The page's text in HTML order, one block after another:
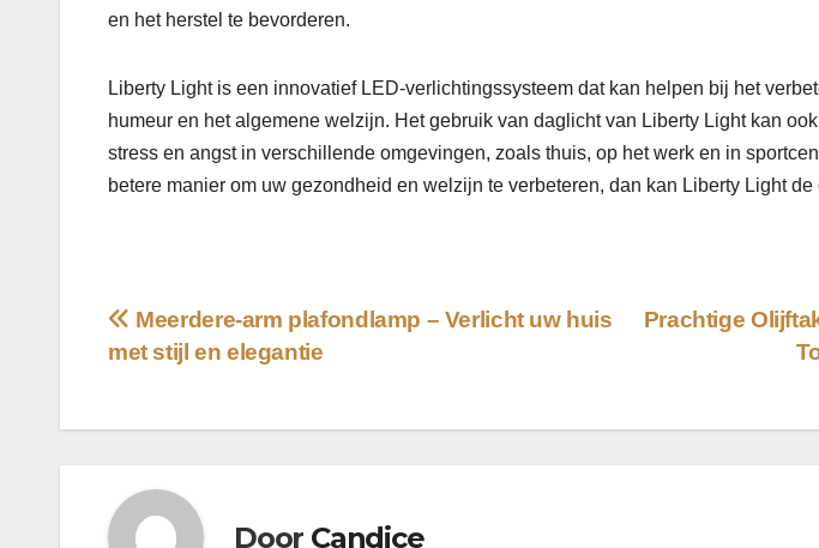
en het herstel te bevorderen.
Liberty Light is een innovatief LED-verlichtingssysteem dat kan helpen bij het
humeur en het algemene welzijn. Het gebruik van daglicht van Liberty Light kan
stress en angst in verschillende omgevingen, zoals thuis, op het werk en in
betere manier om uw gezondheid en welzijn te verbeteren, dan kan Liberty Light
Bericht
navigatie
Prachtige
Meerdere-arm plafondlamp – Verlicht uw huis
met stijl en elegantie
Door Candice